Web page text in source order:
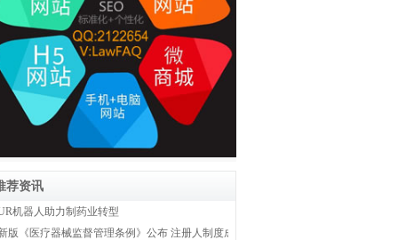
荐资讯
机器人助力制药业转型
版《医疗器械监督管理条例》公布 注册人制度成为新监管体系主线